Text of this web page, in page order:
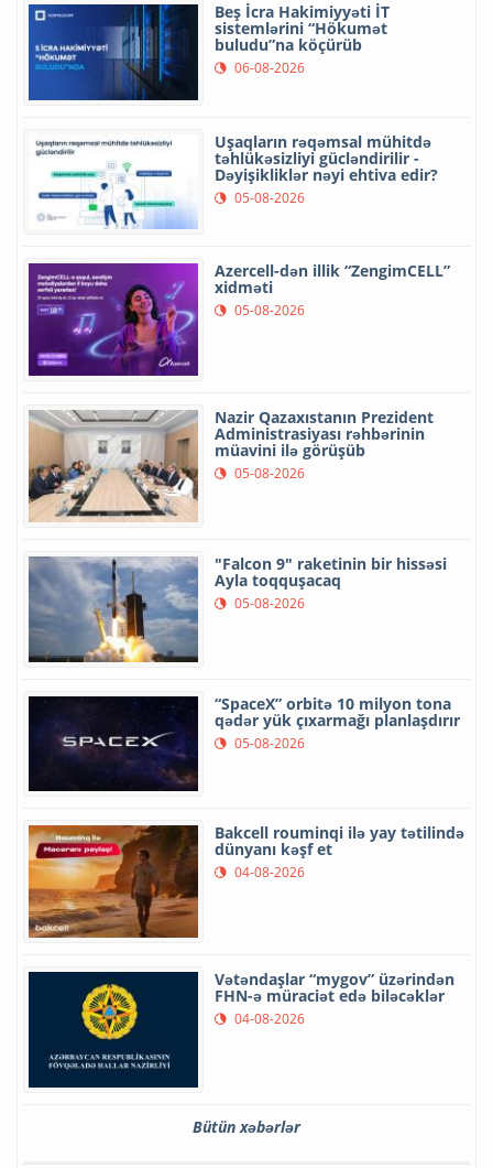
Beş İcra Hakimiyyəti İT
sistemlərini “Hökumət
buludu”na köçürüb
06-08-2026
Uşaqların rəqəmsal mühitdə
təhlükəsizliyi gücləndirilir -
Dəyişikliklər nəyi ehtiva edir?
05-08-2026
Azercell-dən illik “ZengimCELL”
xidməti
05-08-2026
Nazir Qazaxıstanın Prezident
Administrasiyası rəhbərinin
müavini ilə görüşüb
05-08-2026
"Falcon 9" raketinin bir hissəsi
Ayla toqquşacaq
05-08-2026
“SpaceX” orbitə 10 milyon tona
qədər yük çıxarmağı planlaşdırır
05-08-2026
Bakcell rouminqi ilə yay tətilində
dünyanı kəşf et
04-08-2026
Vətəndaşlar “mygov” üzərindən
FHN-ə müraciət edə biləcəklər
04-08-2026
Bütün xəbərlər